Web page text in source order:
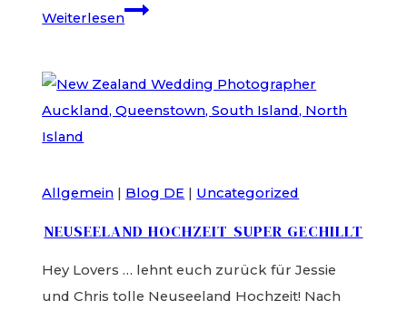
Weiterlesen
Villa
Spätsommerhochzeit
in
Allgemein | Blog DE | Uncategorized
NEUSEELAND HOCHZEIT SUPER GECHILLT
Hey Lovers … lehnt euch zurück für Jessie
und Chris tolle Neuseeland Hochzeit! Nach